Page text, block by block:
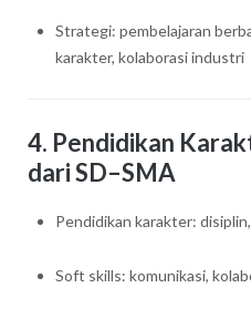
Strategi: pembelajaran
karakter, kolaborasi industri
4. Pendidikan
dari SD–SMA
Pendidikan karakter:
Soft skills: komunikasi,